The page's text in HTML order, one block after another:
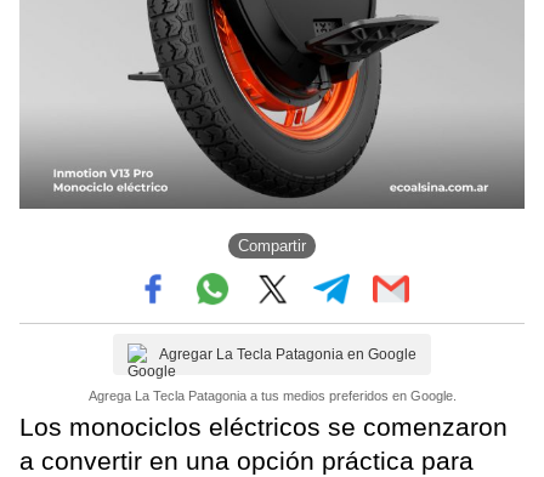
Compartir
Agregar La Tecla Patagonia en Google
Agrega La Tecla Patagonia a tus medios preferidos en Google.
Los monociclos eléctricos se comenzaron
a convertir en una opción práctica para